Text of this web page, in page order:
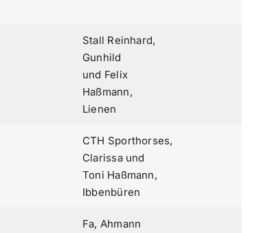
Stall Reinhard,
Gunhild
und Felix
Haßmann,
Lienen
CTH Sporthorses,
Clarissa und
Toni Haßmann,
Ibbenbüren
Fa, Ahmann